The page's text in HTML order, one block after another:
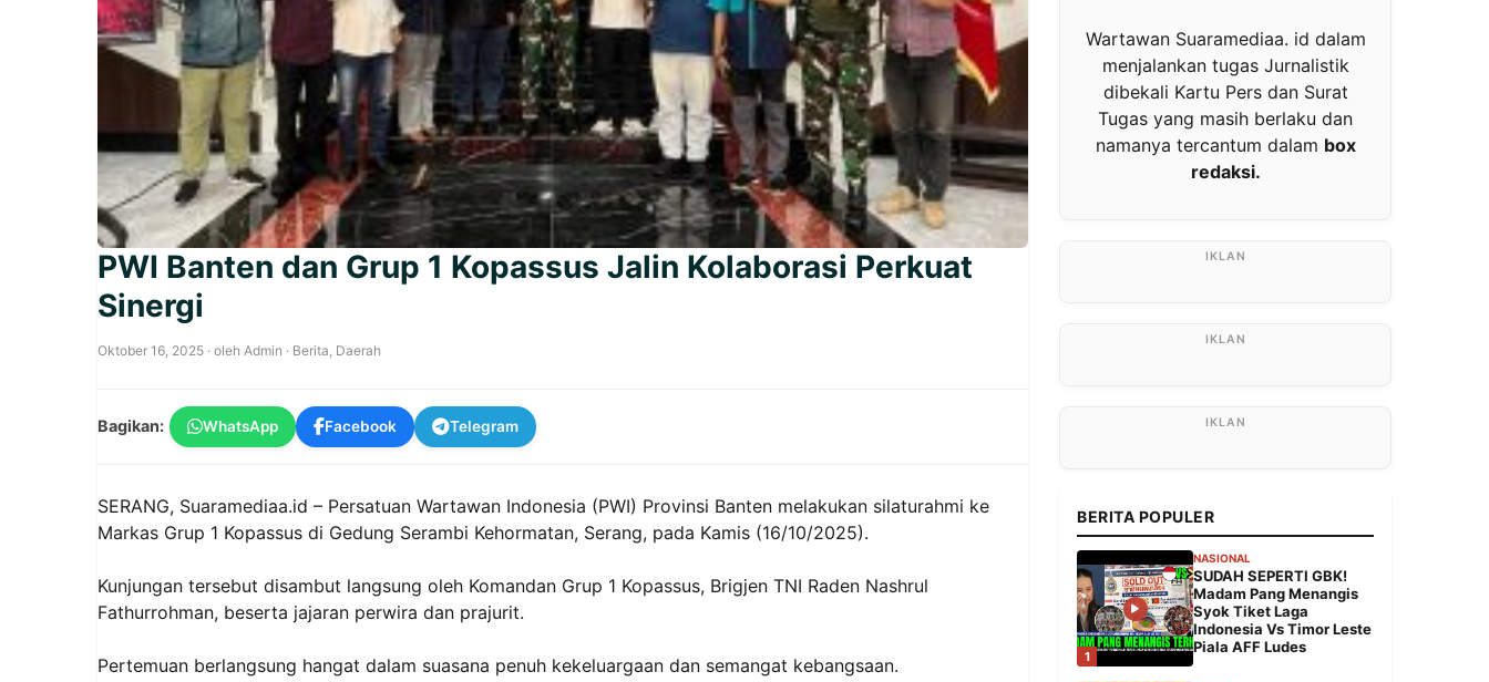
PWI Banten dan Grup 1 Kopassus Jalin Kolaborasi Perkuat
Sinergi
Oktober 16, 2025 · oleh Admin · Berita Daerah
Bagikan: WhatsApp Facebook Telegram
SERANG, Suaramediaa.id – Persatuan Wartawan Indonesia (PWI) Provinsi Banten melakukan silaturahmi ke
Markas Grup 1 Kopassus di Gedung Serambi Kehormatan, Serang, pada Kamis (16/10/2025).
Kunjungan tersebut disambut langsung oleh Komandan Grup 1 Kopassus, Brigjen TNI Raden Nashrul
Fathurrohman, beserta jajaran perwira dan prajurit.
Pertemuan berlangsung hangat dalam suasana penuh kekeluargaan dan semangat kebangsaan.
Wartawan Suaramediaa. id dalam
menjalankan tugas Jurnalistik
dibekali Kartu Pers dan Surat
Tugas yang masih berlaku dan
namanya tercantum dalam box
redaksi.
BERITA POPULER
1
NASIONAL
SUDAH SEPERTI GBK!
Madam Pang Menangis
Syok Tiket Laga
Indonesia Vs Timor Leste
Piala AFF Ludes